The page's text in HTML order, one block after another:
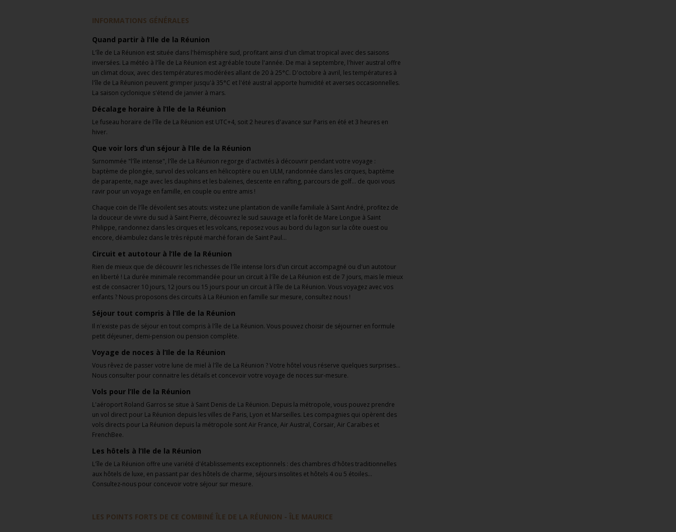
INFORMATIONS GÉNÉRALES
Quand partir à l’Ile de la Réunion
L'île de La Réunion est située dans l'hémisphère sud, profitant ainsi d'un climat tropical avec des saisons
inversées. La météo à l'île de La Réunion est agréable toute l'année. De mai à septembre, l'hiver austral offre
un climat doux, avec des températures modérées allant de 20 à 25°C. D'octobre à avril, les températures à
l'île de La Réunion peuvent grimper jusqu'à 35°C et l'été austral apporte humidité et averses occasionnelles.
La saison cyclonique s'étend de janvier à mars.
Décalage horaire à l’Ile de la Réunion
Le fuseau horaire de l'île de La Réunion est UTC+4, soit 2 heures d'avance sur Paris en été et 3 heures en
hiver.
Que voir lors d’un séjour à l’Ile de la Réunion
Surnommée "l'île intense", l'île de La Réunion regorge d'activités à découvrir pendant votre voyage :
baptème de plongée, survol des volcans en hélicoptère ou en ULM, randonnée dans les cirques, baptème
de parapente, nage avec les dauphins et les baleines, descente en rafting, parcours de golf... de quoi vous
ravir pour un voyage en famille, en couple ou entre amis !
Chaque coin de l'île dévoilent ses atouts: visitez une plantation de vanille familiale à Saint André, profitez de
la douceur de vivre du sud à Saint Pierre, découvrez le sud sauvage et la forêt de Mare Longue à Saint
Philippe, randonnez dans les cirques et les volcans, reposez vous au bord du lagon sur la côte ouest ou
encore, déambulez dans le très réputé marché forain de Saint Paul...
Circuit et autotour à l’Ile de la Réunion
Rien de mieux que de découvrir les richesses de l'île intense lors d'un circuit accompagné ou d'un autotour
en liberté ! La durée minimale recommandée pour un circuit à l'île de La Réunion est de 7 jours, mais le mieux
est de consacrer 10 jours, 12 jours ou 15 jours pour un circuit à l'île de La Réunion. Vous voyagez avec vos
enfants ? Nous proposons des circuits à La Réunion en famille sur mesure, consultez nous !
Séjour tout compris à l’Ile de la Réunion
Il n'existe pas de séjour en tout compris à l'île de La Réunion. Vous pouvez choisir de séjourner en formule
petit déjeuner, demi-pension ou pension complète.
Voyage de noces à l’Ile de la Réunion
Vous rêvez de passer votre lune de miel à l'île de La Réunion ? Votre hôtel vous réserve quelques surprises...
Nous consulter pour connaitre les détails et concevoir votre voyage de noces sur-mesure.
Vols pour l’Ile de la Réunion
L'aéroport Roland Garros se situe à Saint Denis de La Réunion. Depuis la métropole, vous pouvez prendre
un vol direct pour La Réunion depuis les villes de Paris, Lyon et Marseilles. Les compagnies qui opèrent des
vols directs pour La Réunion depuis la métropole sont Air France, Air Austral, Corsair, Air Caraïbes et
FrenchBee.
Les hôtels à l’Ile de la Réunion
L'île de La Réunion offre une variété d'établissements exceptionnels : des chambres d'hôtes traditionnelles
aux hôtels de luxe, en passant par des hôtels de charme, séjours insolites et hôtels 4 ou 5 étoiles...
Consultez-nous pour concevoir votre séjour sur mesure.
LES POINTS FORTS DE CE COMBINÉ ÎLE DE LA RÉUNION - ÎLE MAURICE